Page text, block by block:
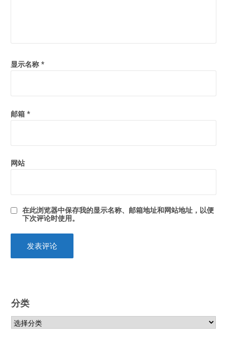
显示名称 *
邮箱 *
网站
在此浏览器中保存我的显示名称、邮箱地址和网站地址，以便
下次评论时使用。
分类